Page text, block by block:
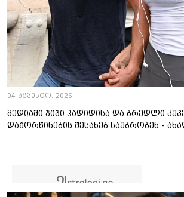
04 აგვისტო, 2026
მედიაში ჯიჯი ჰადიდისა და ბრედლი
დაქორწინების შესახებ საუბრობენ -